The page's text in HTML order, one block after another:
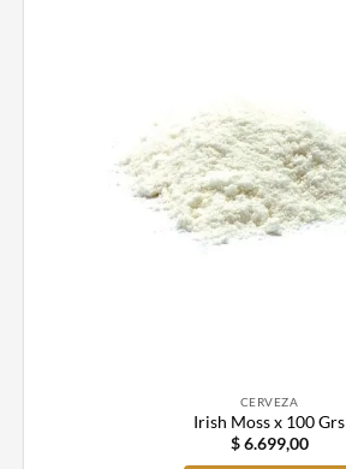
CERVEZA
Irish Moss x 100 Grs
$6.699,00